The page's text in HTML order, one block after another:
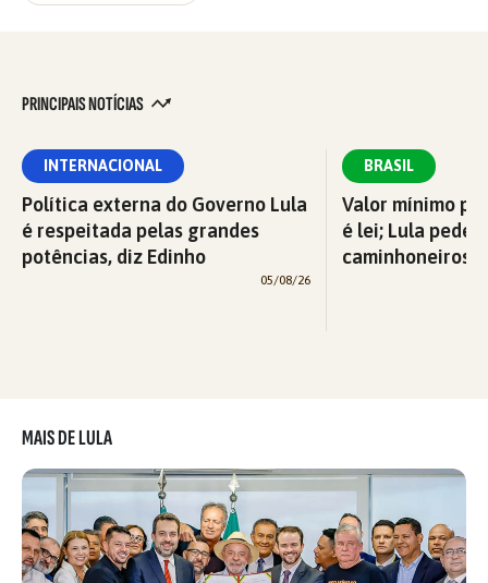
PRINCIPAIS NOTÍCIAS
INTERNACIONAL
Política externa do Governo Lula
é respeitada pelas grandes
potências, diz Edinho
05/08/26
BRASIL
Valor mínimo
é lei; Lula pede
caminhoneiros
MAIS DE LULA